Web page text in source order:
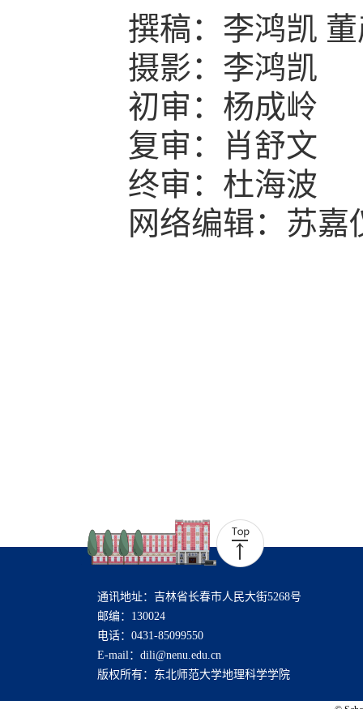
撰稿：李鸿凯
摄影：李鸿凯
初审：杨成岭
复审：肖舒文
终审：杜海波
网络编辑：苏嘉
通讯地址：吉林省长春市人民大街5268号
邮编：130024
电话：0431-85099550
E-mail：dili@nenu.edu.cn
版权所有：东北师范大学地理科学学院